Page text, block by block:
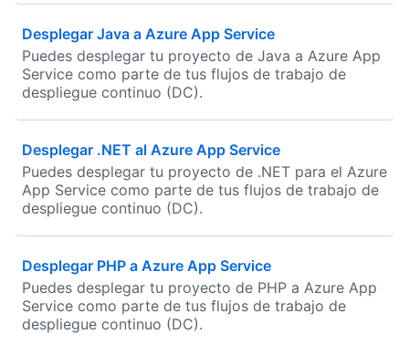
Desplegar Java a Azure App Service
Puedes desplegar tu proyecto de Java a Azure App
Service como parte de tus flujos de trabajo de
despliegue continuo (DC).
Desplegar .NET al Azure App Service
Puedes desplegar tu proyecto de .NET para el Azure
App Service como parte de tus flujos de trabajo de
despliegue continuo (DC).
Desplegar PHP a Azure App Service
Puedes desplegar tu proyecto de PHP a Azure App
Service como parte de tus flujos de trabajo de
despliegue continuo (DC).